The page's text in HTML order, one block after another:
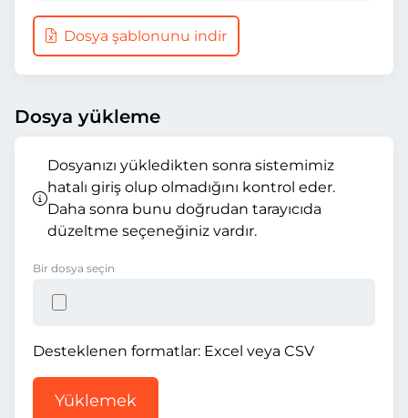
Dosya şablonunu indir
Dosya yükleme
Dosyanızı yükledikten sonra sistemimiz
hatalı giriş olup olmadığını kontrol eder.
Daha sonra bunu doğrudan tarayıcıda
düzeltme seçeneğiniz vardır.
Bir dosya seçin
Desteklenen formatlar: Excel veya CSV
Yüklemek